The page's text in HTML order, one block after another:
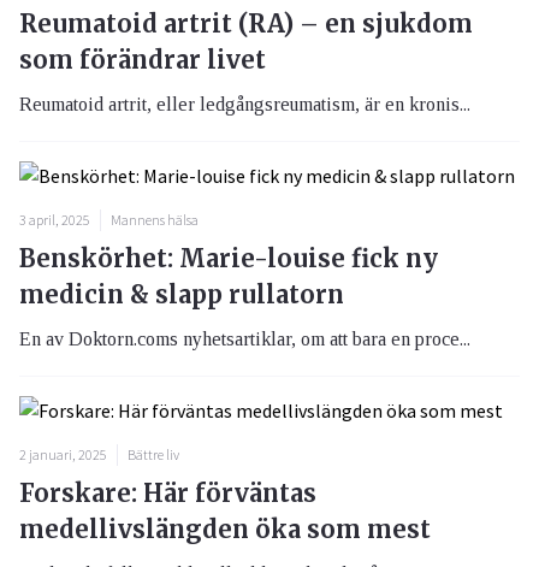
Reumatoid artrit (RA) – en sjukdom
som förändrar livet
Reumatoid artrit, eller ledgångsreumatism, är en kronis...
3 april, 2025 Mannens hälsa
Benskörhet: Marie-louise fick ny
medicin & slapp rullatorn
En av Doktorn.coms nyhetsartiklar, om att bara en proce...
2 januari, 2025 Bättre liv
Forskare: Här förväntas
medellivslängden öka som mest